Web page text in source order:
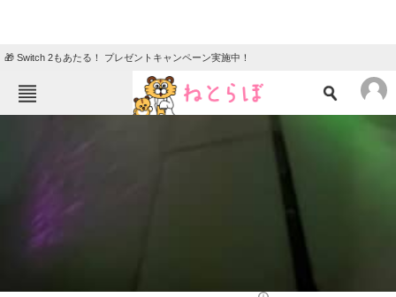
🎁 Switch 2もあたる！ プレゼントキャンペーン実施中！
住まい